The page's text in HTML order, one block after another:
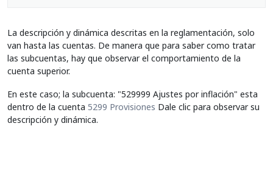
La descripción y dinámica descritas en la reglamentación, solo
van hasta las cuentas. De manera que para saber como tratar
las subcuentas, hay que observar el comportamiento de la
cuenta superior.
En este caso; la subcuenta: "529999 Ajustes por inflación" esta
dentro de la cuenta 5299 Provisiones Dale clic para observar su
descripción y dinámica.